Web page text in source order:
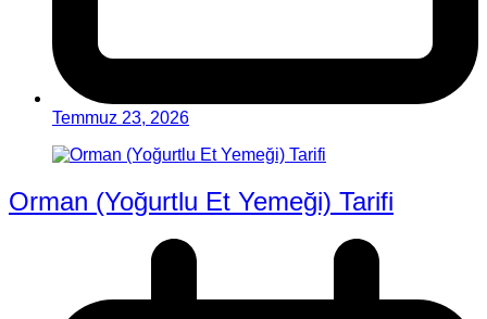
Temmuz 23, 2026
Orman (Yoğurtlu Et Yemeği) Tarifi